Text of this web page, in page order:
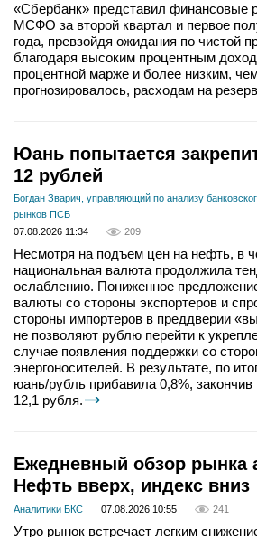
«Сбербанк» представил финансовые
МСФО за второй квартал и первое
года, превзойдя ожидания по чистой
благодаря высоким процентным
процентной марже и более низким,
прогнозировалось, расходам на
Юань попытается
12 рублей
Богдан Зварич, управляющий по анализу
рынков ПСБ
07.08.2026 11:34
209
Несмотря на подъем цен на нефть, в
национальная валюта продолжила
ослаблению. Пониженное
валюты со стороны экспортеров и
стороны импортеров в преддверии
не позволяют рублю перейти к
случае появления поддержки со
энергоносителей. В результате, по
юань/рубль прибавила 0,8%, закончив
12,1 рубля.
Ежедневный обзор рынка
Нефть вверх, индекс вниз
Аналитики БКС 07.08.2026 10:55 241
Утро рынок встречает легким